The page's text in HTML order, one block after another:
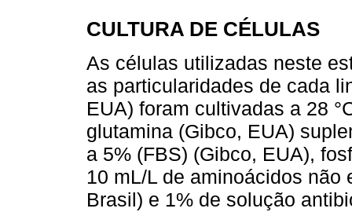
CULTURA DE CÉLULAS
As células utilizadas neste
as particularidades de cada
EUA) foram cultivadas a 28
glutamina (Gibco, EUA)
a 5% (FBS) (Gibco, EUA),
10 mL/L de aminoácidos
Brasil) e 1% de solução